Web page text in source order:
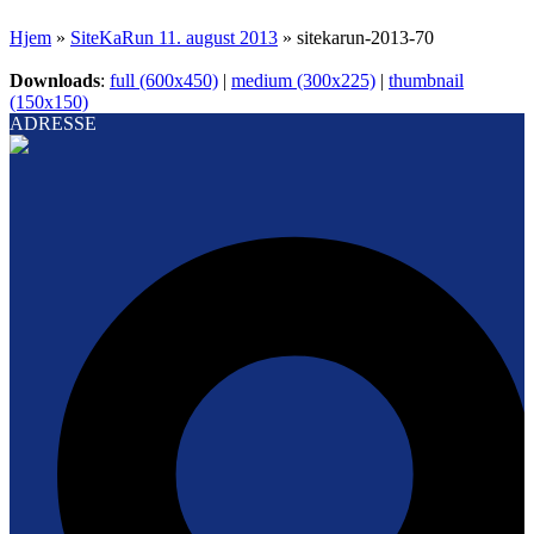
Hjem » SiteKaRun 11. august 2013 » sitekarun-2013-70
Downloads: full (600x450) | medium (300x225) | thumbnail
(150x150)
ADRESSE